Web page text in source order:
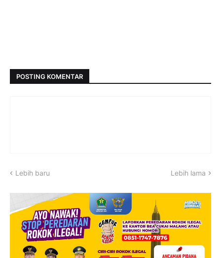
POSTING KOMENTAR
Lebih baru Lebih lama